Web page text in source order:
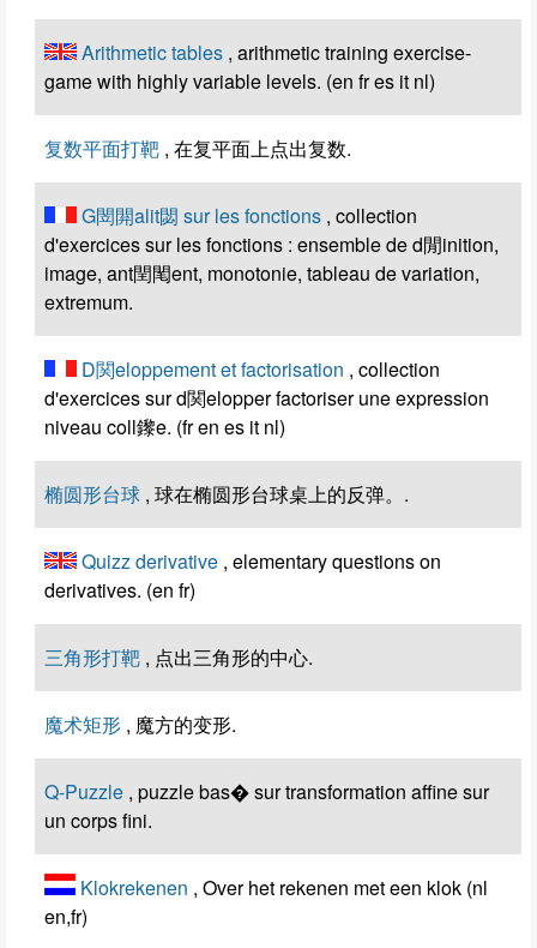
Arithmetic tables , arithmetic training exercise-
game with highly variable levels. (en fr es it nl)
复数平面打靶 , 在复平面上点出复数.
G閚閞alit閟 sur les fonctions , collection
d'exercices sur les fonctions : ensemble de d閒inition,
image, ant閏閐ent, monotonie, tableau de variation,
extremum.
D関eloppement et factorisation , collection
d'exercices sur d関elopper factoriser une expression
niveau coll鑗e. (fr en es it nl)
椭圆形台球 , 球在椭圆形台球桌上的反弹。.
Quizz derivative , elementary questions on
derivatives. (en fr)
三角形打靶 , 点出三角形的中心.
魔术矩形 , 魔方的变形.
Q-Puzzle , puzzle bas� sur transformation affine sur
un corps fini.
Klokrekenen , Over het rekenen met een klok (nl
en,fr)